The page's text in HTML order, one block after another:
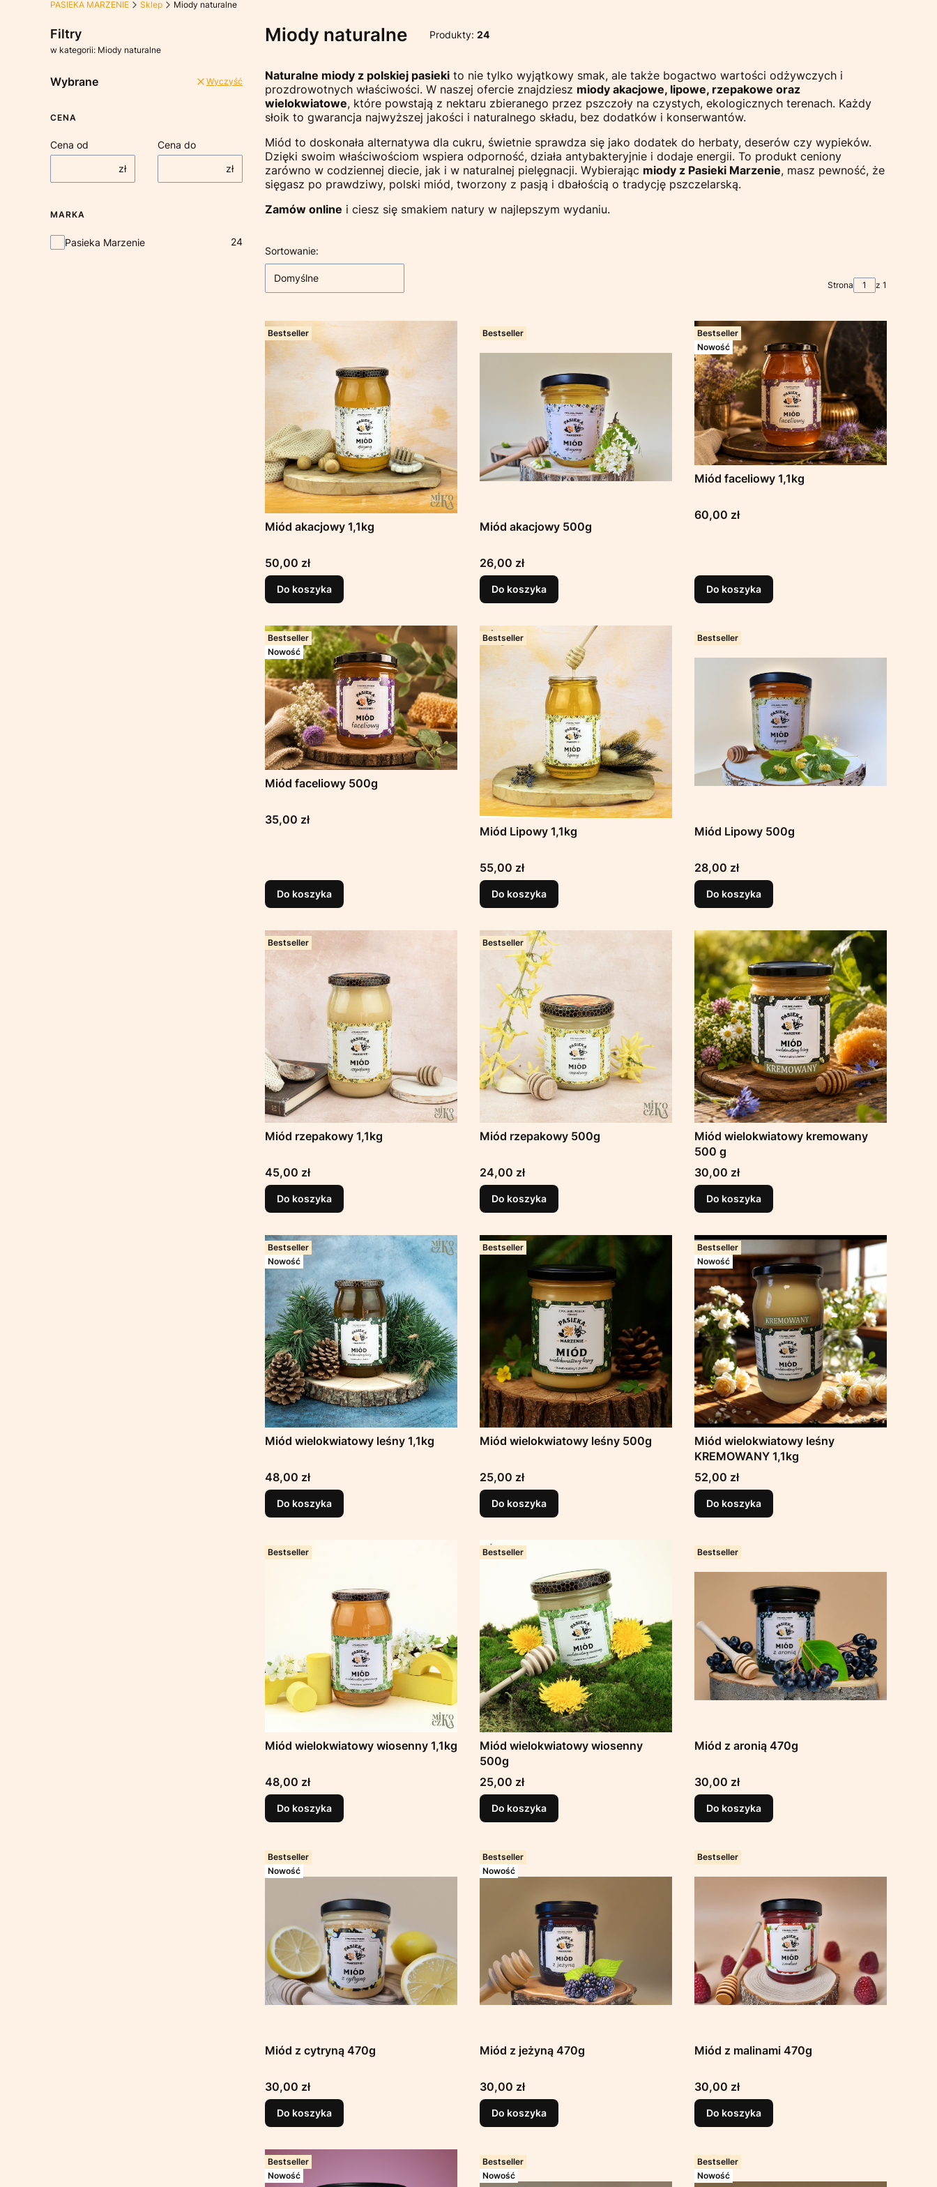
PASIEKA MARZENIE Sklep Miody naturalne
Filtry
w kategorii: Miody naturalne
Wybrane Wyczyść
CENA
Cena od
zł
Cena do
zł
MARKA
MarkaPasieka Marzenie 24
Miody naturalne Produkty: 24
Naturalne miody z polskiej pasieki to nie tylko wyjątkowy smak, ale także bogactwo wartości odżywczych i
prozdrowotnych właściwości. W naszej ofercie znajdziesz miody akacjowe, lipowe, rzepakowe oraz
wielokwiatowe, które powstają z nektaru zbieranego przez pszczoły na czystych, ekologicznych terenach. Każdy
słoik to gwarancja najwyższej jakości i naturalnego składu, bez dodatków i konserwantów.
Miód to doskonała alternatywa dla cukru, świetnie sprawdza się jako dodatek do herbaty, deserów czy wypieków.
Dzięki swoim właściwościom wspiera odporność, działa antybakteryjnie i dodaje energii. To produkt ceniony
zarówno w codziennej diecie, jak i w naturalnej pielęgnacji. Wybierając miody z Pasieki Marzenie, masz pewność, że
sięgasz po prawdziwy, polski miód, tworzony z pasją i dbałością o tradycję pszczelarską.
Zamów online i ciesz się smakiem natury w najlepszym wydaniu.
Lista produktów
Sortowanie:
Domyślne
Strona z 1
Bestseller
Miód akacjowy 1,1kg
Cena
50,00 zł
Do koszyka
Bestseller
Miód akacjowy 500g
Cena
26,00 zł
Do koszyka
Bestseller
Nowość
Miód faceliowy 1,1kg
Cena
60,00 zł
Do koszyka
Bestseller
Nowość
Miód faceliowy 500g
Cena
35,00 zł
Do koszyka
Bestseller
Miód Lipowy 1,1kg
Cena
55,00 zł
Do koszyka
Bestseller
Miód Lipowy 500g
Cena
28,00 zł
Do koszyka
Bestseller
Miód rzepakowy 1,1kg
Cena
45,00 zł
Do koszyka
Bestseller
Miód rzepakowy 500g
Cena
24,00 zł
Do koszyka
Miód wielokwiatowy kremowany
500 g
Cena
30,00 zł
Do koszyka
Bestseller
Nowość
Miód wielokwiatowy leśny 1,1kg
Cena
48,00 zł
Do koszyka
Bestseller
Miód wielokwiatowy leśny 500g
Cena
25,00 zł
Do koszyka
Bestseller
Nowość
Miód wielokwiatowy leśny
KREMOWANY 1,1kg
Cena
52,00 zł
Do koszyka
Bestseller
Miód wielokwiatowy wiosenny 1,1kg
Cena
48,00 zł
Do koszyka
Bestseller
Miód wielokwiatowy wiosenny
500g
Cena
25,00 zł
Do koszyka
Bestseller
Miód z aronią 470g
Cena
30,00 zł
Do koszyka
Bestseller
Nowość
Miód z cytryną 470g
Cena
30,00 zł
Do koszyka
Bestseller
Nowość
Miód z jeżyną 470g
Cena
30,00 zł
Do koszyka
Bestseller
Miód z malinami 470g
Cena
30,00 zł
Do koszyka
Bestseller
Nowość
Bestseller
Nowość
Bestseller
Nowość